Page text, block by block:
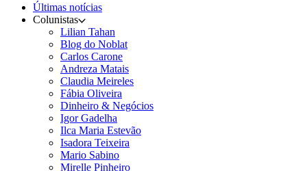
Últimas notícias
Colunistas
Lilian Tahan
Blog do Noblat
Carlos Carone
Andreza Matais
Claudia Meireles
Fábia Oliveira
Dinheiro & Negócios
Igor Gadelha
Ilca Maria Estevão
Isadora Teixeira
Mario Sabino
Mirelle Pinheiro